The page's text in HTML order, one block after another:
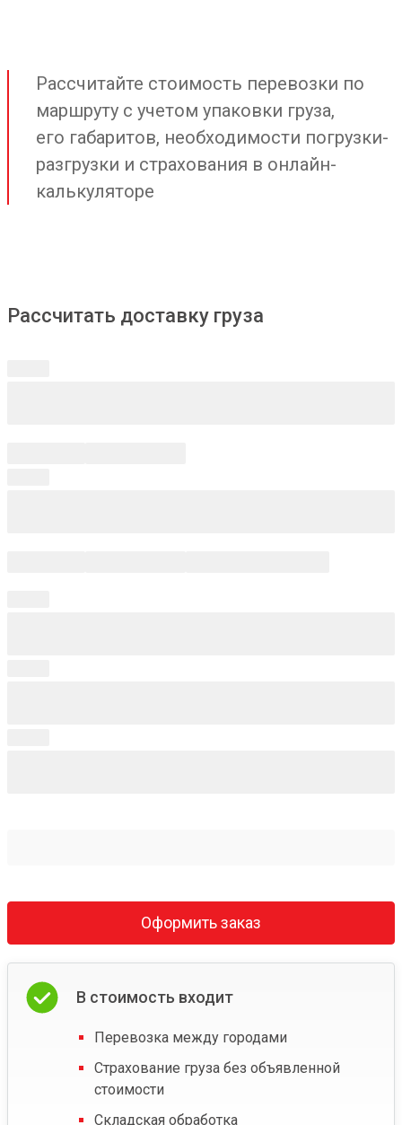
Рассчитайте стоимость перевозки по
маршруту с учетом упаковки груза,
его габаритов, необходимости погрузки-
разгрузки и страхования в онлайн-
калькуляторе
Рассчитать доставку груза
Оформить заказ
В стоимость входит
Перевозка между городами
Страхование груза без объявленной
стоимости
Складская обработка